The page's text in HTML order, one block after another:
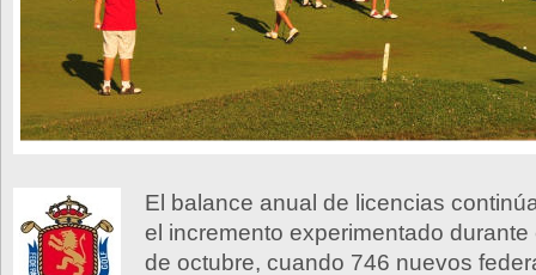
El balance anual de licencias
el incremento experimentado
de octubre, cuando 746 nuevos